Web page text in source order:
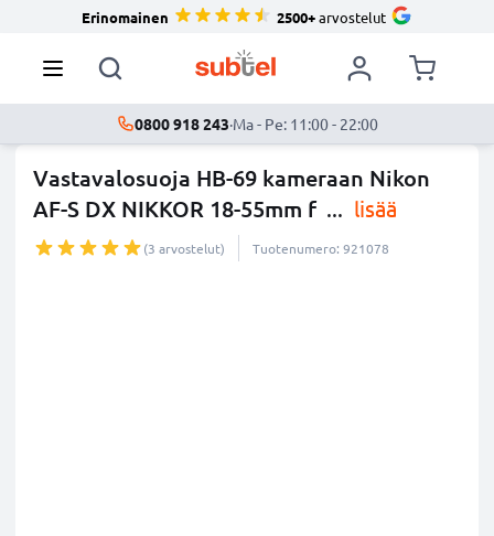
Erinomainen 2500+arvostelut
0800 918 243·Ma - Pe: 11:00 - 22:00
Vastavalosuoja HB-69 kameraan Nikon
AF-S DX NIKKOR 18-55mm f ... lisää
(3 arvostelut) Tuotenumero: 921078